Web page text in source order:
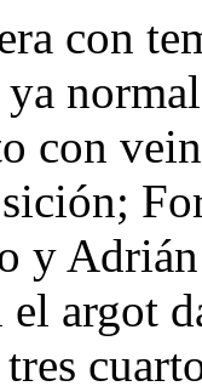
con
con
y
el argot